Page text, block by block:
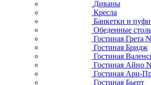
Диваны
Кресла
Банкетки и
Обеденные
Гостиная Грета
Гостиная Бридж
Гостиная
Гостиная Айно
Гостиная Ари-
Гостиная Бьерт